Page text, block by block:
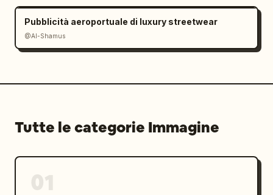
Pubblicità aeroportuale di luxury streetwear
@Al-Shamus
Tutte le categorie Immagine